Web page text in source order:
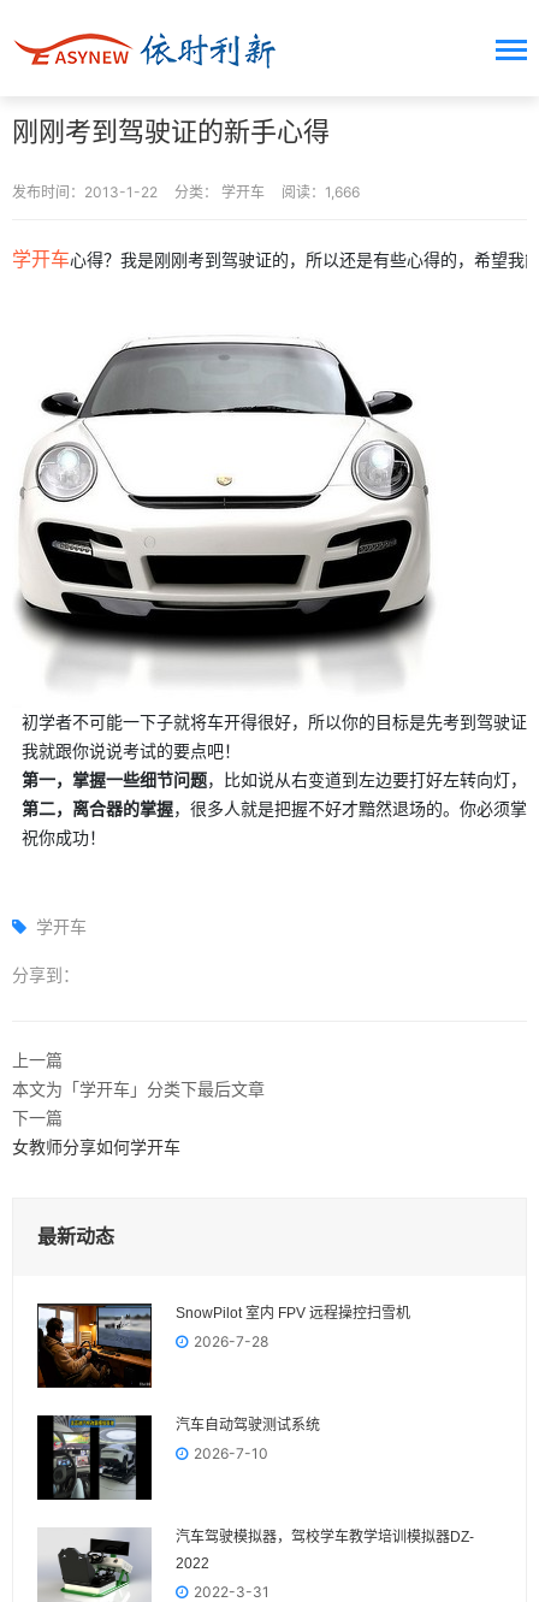
刚刚考到驾驶证的新手心得
发布时间：2013-1-22 分类： 学开车 阅读：1,666
学开车
初学者不可能一下子就将车开得很好，所以你的目标是先考到驾驶证
  我就跟你说说考试的要点吧！
第一，掌握一些细节问题，比如说从右变道到左边要打好左转向灯
第二，离合器的掌握，很多人就是把握不好才黯然退场的。你必须
  祝你成功！
学开车
分享到：
上一篇
本文为「学开车」分类下最后文章
下一篇
女教师分享如何学开车
最新动态
SnowPilot 室内 FPV 远程操控扫雪机
2026-7-28
汽车自动驾驶测试系统
2026-7-10
汽车驾驶模拟器，驾校学车教学培训模拟器DZ-
2022
2022-3-31